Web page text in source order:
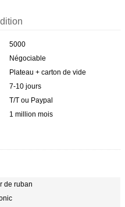
5000
Négociable
Plateau + carton de vide
7-10 jours
T/T ou Paypal
1 million mois
de ruban